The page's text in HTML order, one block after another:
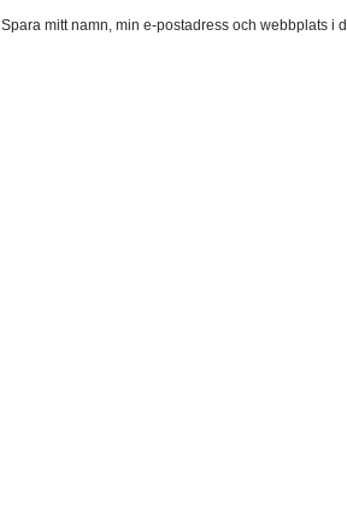
Spara mitt namn, min e-postadress och webbplats i